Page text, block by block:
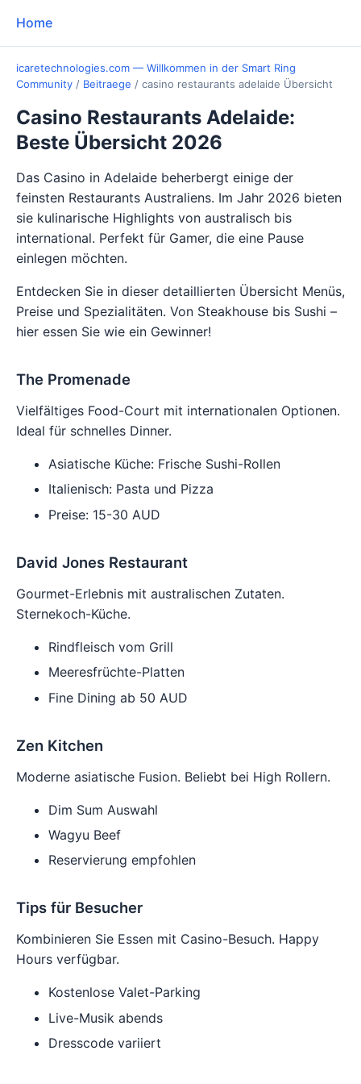
Home
icaretechnologies.com — Willkommen in der Smart Ring
Community / Beitraege / casino restaurants adelaide Übersicht
Casino Restaurants Adelaide:
Beste Übersicht 2026
Das Casino in Adelaide beherbergt einige der
feinsten Restaurants Australiens. Im Jahr 2026 bieten
sie kulinarische Highlights von australisch bis
international. Perfekt für Gamer, die eine Pause
einlegen möchten.
Entdecken Sie in dieser detaillierten Übersicht Menüs,
Preise und Spezialitäten. Von Steakhouse bis Sushi –
hier essen Sie wie ein Gewinner!
The Promenade
Vielfältiges Food-Court mit internationalen Optionen.
Ideal für schnelles Dinner.
Asiatische Küche: Frische Sushi-Rollen
Italienisch: Pasta und Pizza
Preise: 15-30 AUD
David Jones Restaurant
Gourmet-Erlebnis mit australischen Zutaten.
Sternekoch-Küche.
Rindfleisch vom Grill
Meeresfrüchte-Platten
Fine Dining ab 50 AUD
Zen Kitchen
Moderne asiatische Fusion. Beliebt bei High Rollern.
Dim Sum Auswahl
Wagyu Beef
Reservierung empfohlen
Tips für Besucher
Kombinieren Sie Essen mit Casino-Besuch. Happy
Hours verfügbar.
Kostenlose Valet-Parking
Live-Musik abends
Dresscode variiert